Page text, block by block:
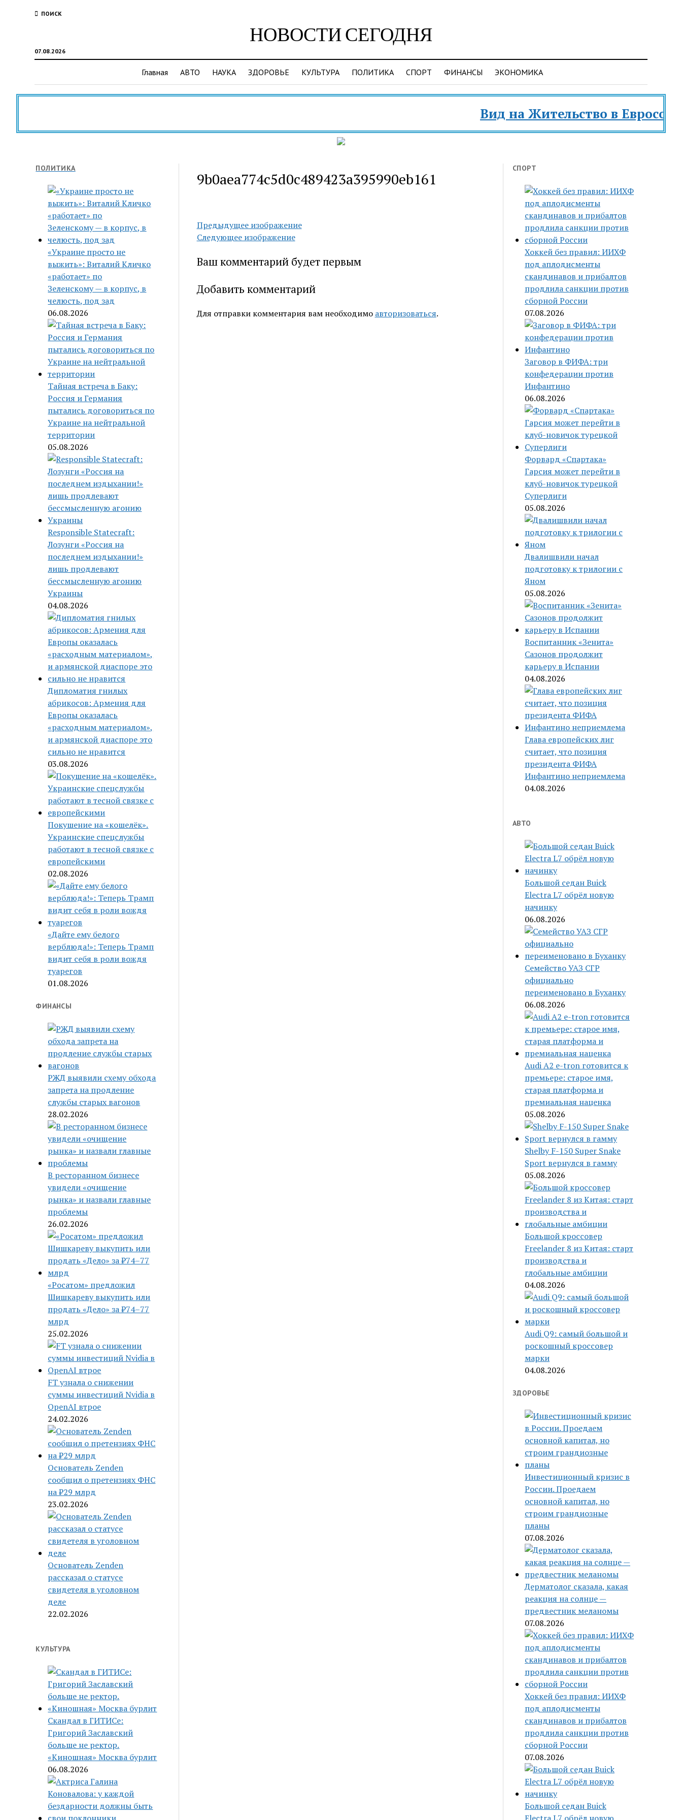
ПОИСК
НОВОСТИ СЕГОДНЯ
07.08.2026
Главная АВТО НАУКА ЗДОРОВЬЕ КУЛЬТУРА ПОЛИТИКА СПОРТ ФИНАНСЫ ЭКОНОМИКА
Вид на Жительство в Евросоюзе и
ПОЛИТИКА
«Украине просто не
выжить»: Виталий Кличко
«работает» по
Зеленскому — в корпус, в
челюсть, под зад
06.08.2026
Тайная встреча в Баку:
Россия и Германия
пытались договориться по
Украине на нейтральной
территории
05.08.2026
Responsible Statecraft:
Лозунги «Россия на
последнем издыхании!»
лишь продлевают
бессмысленную агонию
Украины
04.08.2026
Дипломатия гнилых
абрикосов: Армения для
Европы оказалась
«расходным материалом»,
и армянской диаспоре это
сильно не нравится
03.08.2026
Покушение на «кошелёк».
Украинские спецслужбы
работают в тесной связке с
европейскими
02.08.2026
«Дайте ему белого
верблюда!»: Теперь Трамп
видит себя в роли вождя
туарегов
01.08.2026
ФИНАНСЫ
РЖД выявили схему обхода
запрета на продление
службы старых вагонов
28.02.2026
В ресторанном бизнесе
увидели «очищение
рынка» и назвали главные
проблемы
26.02.2026
«Росатом» предложил
Шишкареву выкупить или
продать «Дело» за ₽74–77
млрд
25.02.2026
FT узнала о снижении
суммы инвестиций Nvidia в
OpenAI втрое
24.02.2026
Основатель Zenden
сообщил о претензиях ФНС
на ₽29 млрд
23.02.2026
Основатель Zenden
рассказал о статусе
свидетеля в уголовном
деле
22.02.2026
КУЛЬТУРА
Скандал в ГИТИСе:
Григорий Заславский
больше не ректор.
«Киношная» Москва бурлит
06.08.2026
9b0aea774c5d0c489423a395990eb161
Предыдущее изображение
Следующее изображение
Ваш комментарий будет первым
Добавить комментарий
Для отправки комментария вам необходимо авторизоваться.
СПОРТ
Хоккей без правил: ИИХФ
под аплодисменты
скандинавов и прибалтов
продлила санкции против
сборной России
07.08.2026
Заговор в ФИФА: три
конфедерации против
Инфантино
06.08.2026
Форвард «Спартака»
Гарсия может перейти в
клуб-новичок турецкой
Суперлиги
05.08.2026
Двалишвили начал
подготовку к трилогии с
Яном
05.08.2026
Воспитанник «Зенита»
Сазонов продолжит
карьеру в Испании
04.08.2026
Глава европейских лиг
считает, что позиция
президента ФИФА
Инфантино неприемлема
04.08.2026
АВТО
Большой седан Buick
Electra L7 обрёл новую
начинку
06.08.2026
Семейство УАЗ СГР
официально
переименовано в Буханку
06.08.2026
Audi A2 e-tron готовится к
премьере: старое имя,
старая платформа и
премиальная наценка
05.08.2026
Shelby F-150 Super Snake
Sport вернулся в гамму
05.08.2026
Большой кроссовер
Freelander 8 из Китая: старт
производства и
глобальные амбиции
04.08.2026
Audi Q9: самый большой и
роскошный кроссовер
марки
04.08.2026
ЗДОРОВЬЕ
Инвестиционный кризис в
России. Проедаем
основной капитал, но
строим грандиозные
планы
07.08.2026
Дерматолог сказала, какая
реакция на солнце —
предвестник меланомы
07.08.2026
Хоккей без правил: ИИХФ
под аплодисменты
скандинавов и прибалтов
продлила санкции против
сборной России
07.08.2026
Большой седан Buick